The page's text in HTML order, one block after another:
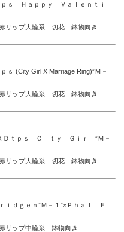
ｓ Ｈａｐｐｙ Ｖａｌｅｎｔｉ
リップ大輪系 切花 鉢物向き
(City Girl X Marriage Ring)”Ｍ－
リップ大輪系 切花 鉢物向き
Ｄｔｐｓ Ｃｉｔｙ Ｇｉｒｌ”Ｍ－
リップ大輪系 切花 鉢物向き
ｄｇｅｎ”Ｍ－１”×Ｐｈａｌ Ｅ
ップ中輪系 鉢物向き